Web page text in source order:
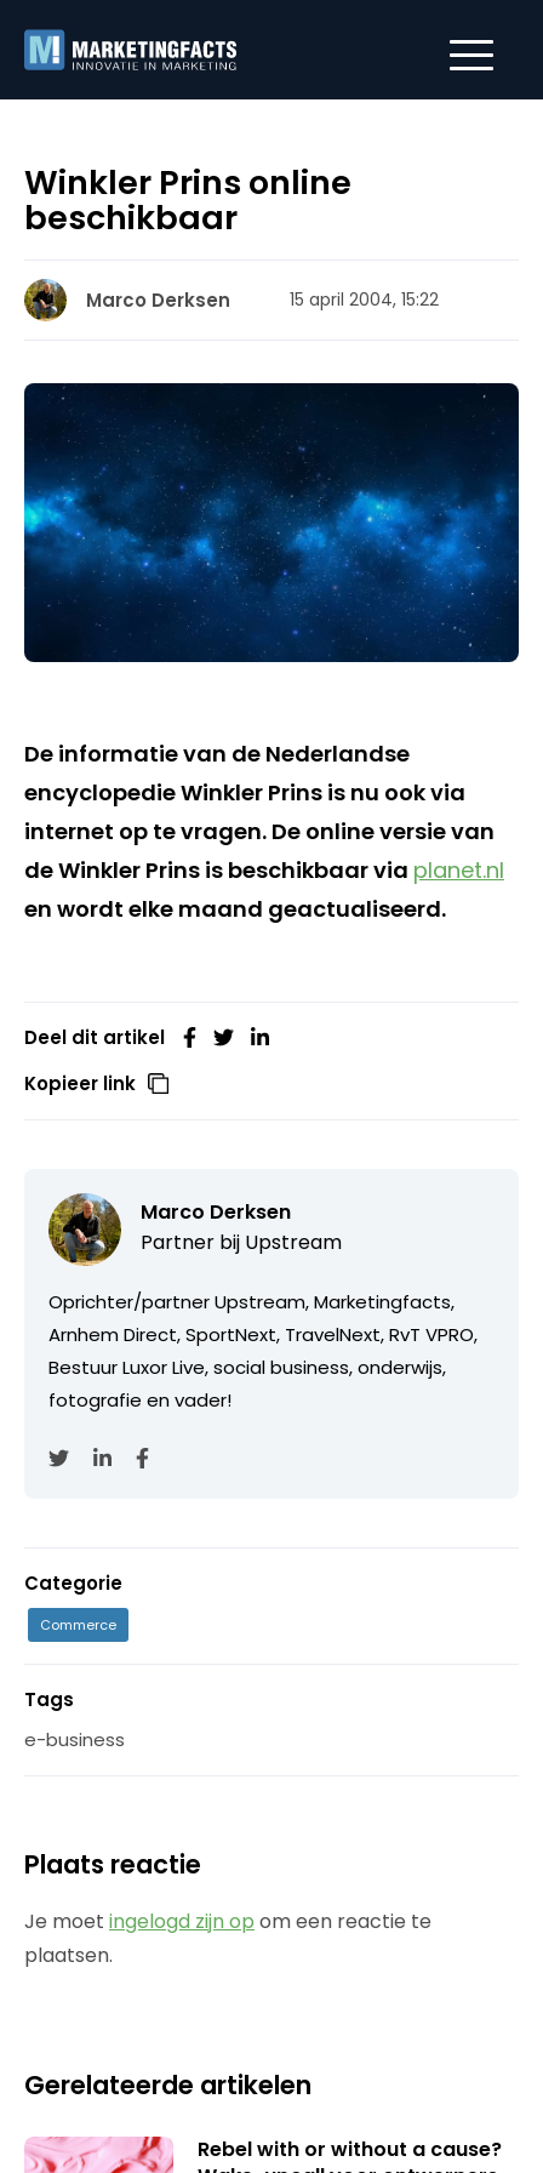
Winkler Prins online
beschikbaar
Marco Derksen 15 april 2004, 15:22
De informatie van de Nederlandse
encyclopedie Winkler Prins is nu ook via
internet op te vragen. De online versie van
de Winkler Prins is beschikbaar via planet.nl
en wordt elke maand geactualiseerd.
Deel dit artikel
Kopieer link
Marco Derksen
Partner bij Upstream
Oprichter/partner Upstream, Marketingfacts,
Arnhem Direct, SportNext, TravelNext, RvT VPRO,
Bestuur Luxor Live, social business, onderwijs,
fotografie en vader!
Categorie
Commerce
Tags
e-business
Plaats reactie
Je moet ingelogd zijn op om een reactie te
plaatsen.
Gerelateerde artikelen
Rebel with or without a cause?